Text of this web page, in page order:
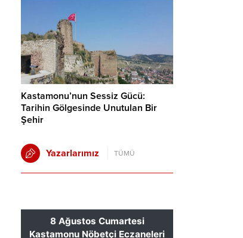
Kastamonu’nun Sessiz Gücü:
Tarihin Gölgesinde Unutulan Bir
Şehir
Yazarlarımız TÜMÜ